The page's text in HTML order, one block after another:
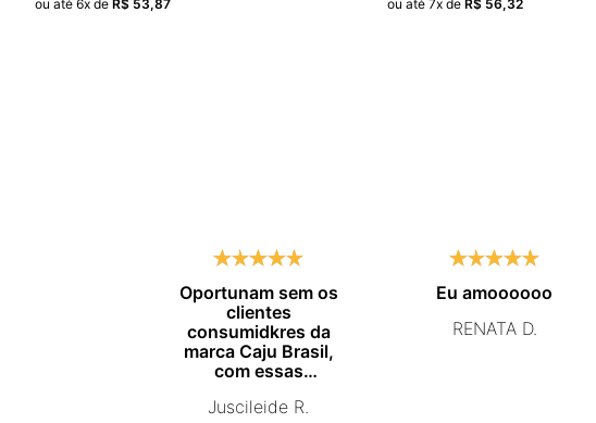
ou até6x deR$ 53,87 ou até7x deR$ 56,32
Oportunam sem os
clientes
consumidkres da
marca Caju Brasil,
com essas
promocionais de
Juscileide R.
Eu amoooooo
RENATA D.